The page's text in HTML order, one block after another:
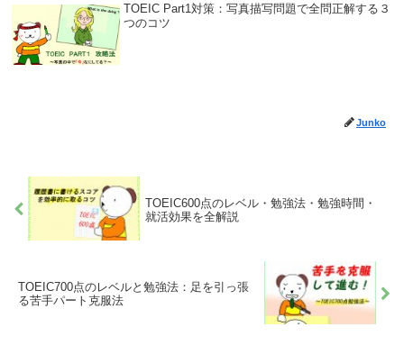
TOEIC Part1対策：写真描写問題で全問正解する３
つのコツ
Junko
TOEIC600点のレベル・勉強法・勉強時間・
就活効果を全解説
TOEIC700点のレベルと勉強法：足を引っ張
る苦手パート克服法